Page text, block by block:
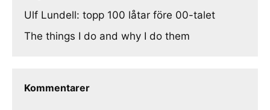
Ulf Lundell: topp 100 låtar före 00-talet
The things I do and why I do them
Kommentarer